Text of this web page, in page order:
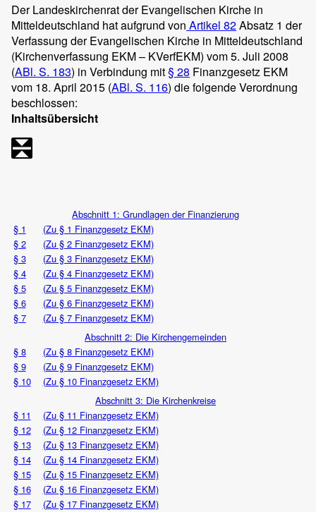
Der Landeskirchenrat der Evangelischen Kirche in
Mitteldeutschland hat aufgrund von Artikel 82Absatz 1 der
Verfassung der Evangelischen Kirche in Mitteldeutschland
(Kirchenverfassung EKM – KVerfEKM) vom 5. Juli 2008
(ABl. S. 183) in Verbindung mit§ 28 Finanzgesetz EKM
vom 18. April 2015 (ABl. S. 116) die folgende Verordnung
beschlossen:
Inhaltsübersicht
Abschnitt 1: Grundlagen der Finanzierung
§ 1
(Zu § 1 Finanzgesetz EKM)
§ 2
(Zu § 2 Finanzgesetz EKM)
§ 3
(Zu § 3 Finanzgesetz EKM)
§ 4
(Zu § 4 Finanzgesetz EKM)
§ 5
(Zu § 5 Finanzgesetz EKM)
§ 6
(Zu § 6 Finanzgesetz EKM)
§ 7
(Zu § 7 Finanzgesetz EKM)
Abschnitt 2: Die Kirchengemeinden
§ 8
(Zu § 8 Finanzgesetz EKM)
§ 9
(Zu § 9 Finanzgesetz EKM)
§ 10
(Zu § 10 Finanzgesetz EKM)
Abschnitt 3: Die Kirchenkreise
§ 11
(Zu § 11 Finanzgesetz EKM)
§ 12
(Zu § 12 Finanzgesetz EKM)
§ 13
(Zu § 13 Finanzgesetz EKM)
§ 14
(Zu § 14 Finanzgesetz EKM)
§ 15
(Zu § 15 Finanzgesetz EKM)
§ 16
(Zu § 16 Finanzgesetz EKM)
§ 17
(Zu § 17 Finanzgesetz EKM)